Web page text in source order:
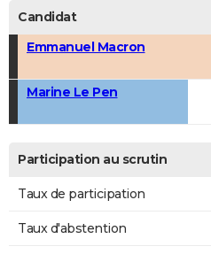
Bricolage
Culture
Television
Voyage
Candidat
Emmanuel Macron
Marine Le Pen
Participation au scrutin
Taux de participation
Taux d'abstention